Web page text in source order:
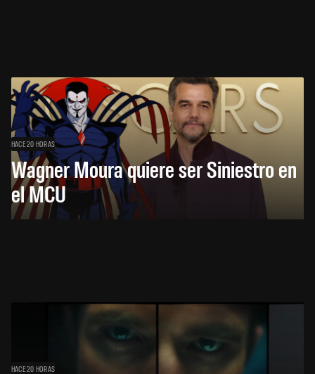
HACE 20 HORAS
Wagner Moura quiere ser Siniestro en
el MCU
HACE 20 HORAS